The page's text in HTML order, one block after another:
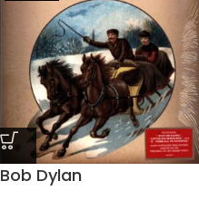
Bob Dylan